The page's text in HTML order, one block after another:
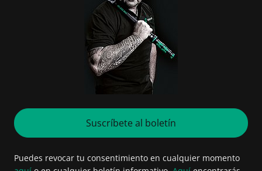
Suscríbete al boletín
Puedes revocar tu consentimiento en cualquier momento